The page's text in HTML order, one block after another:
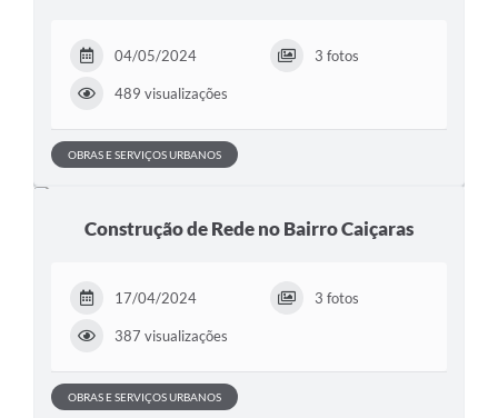
04/05/2024 3 fotos
489 visualizações
OBRAS E SERVIÇOS URBANOS
Construção de Rede no Bairro Caiçaras
17/04/2024 3 fotos
387 visualizações
OBRAS E SERVIÇOS URBANOS